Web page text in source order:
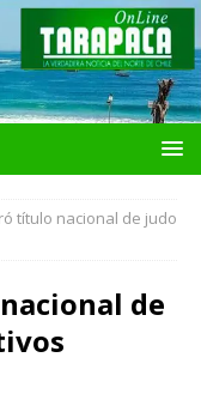
título nacional de judo
de